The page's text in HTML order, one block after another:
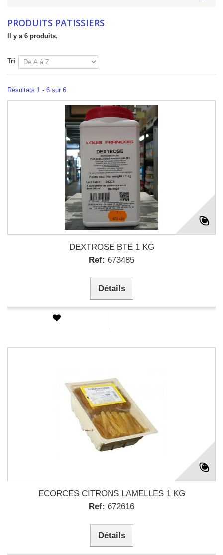
PRODUITS PATISSIERS
Il y a 6 produits.
Tri
Résultats 1 - 6 sur 6.
DEXTROSE BTE 1 KG
Ref: 673485
Détails
ECORCES CITRONS LAMELLES 1 KG
Ref: 672616
Détails